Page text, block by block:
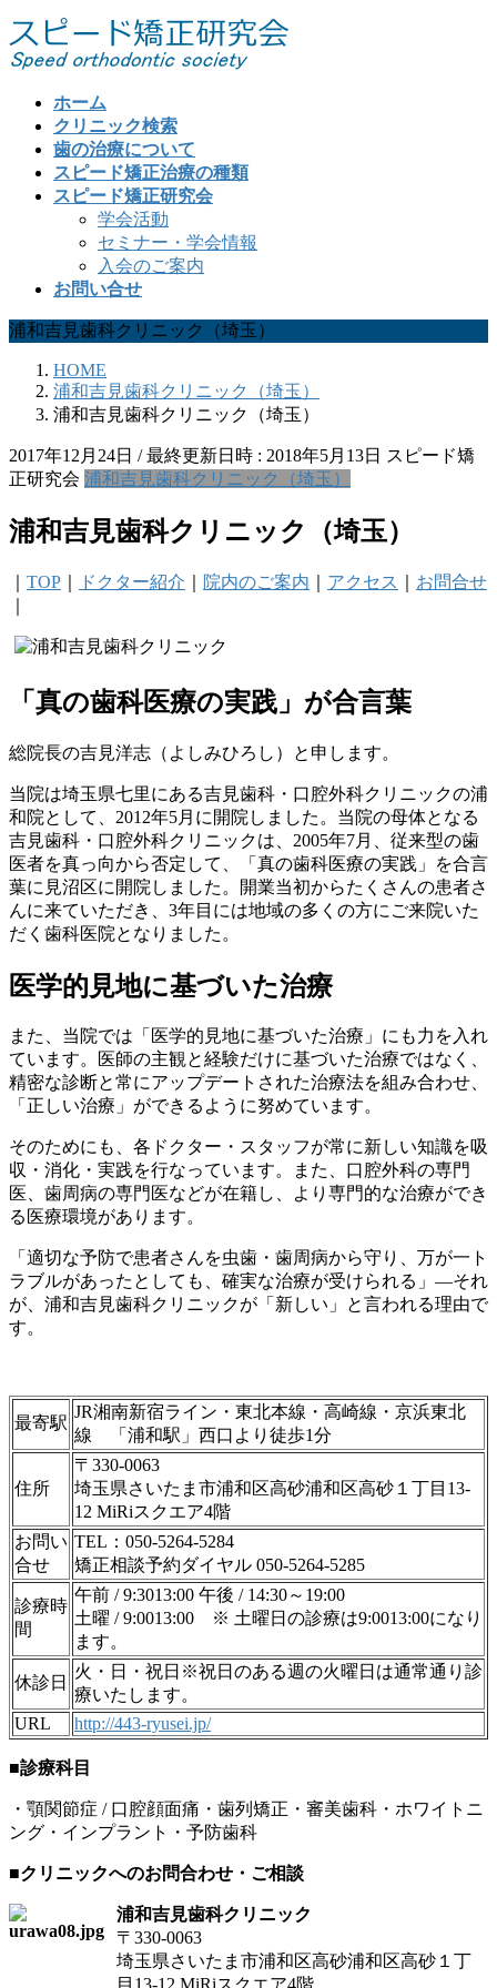
コ
ン
テ
ナ
ビ
ゲ
ホーム
クリニック検索
歯の治療について
スピード矯正治療の種類
スピード矯正研究会
学会活動
セミナー・学会情報
入会のご案内
お問い合せ
浦和吉見歯科クリニック（埼玉）
HOME
浦和吉見歯科クリニック（埼玉）
浦和吉見歯科クリニック（埼玉）
2017年12月24日 / 最終更新日時 : 2018年5月13日 スピード矯
正研究会 浦和吉見歯科クリニック（埼玉）
浦和吉見歯科クリニック（埼玉）
TOP ドクター紹介 院内のご案内 アクセス
お問合せ
「真の歯科医療の実践」が合言葉
総院長の吉見洋志（よしみひろし）と申します。
当院は埼玉県七里にある吉見歯科・口腔外科クリニックの浦
和院として、2012年5月に開院しました。当院の母体となる
吉見歯科・口腔外科クリニックは、2005年7月、従来型の歯
医者を真っ向から否定して、「真の歯科医療の実践」を合言
葉に見沼区に開院しました。開業当初からたくさんの患者さ
んに来ていただき、3年目には地域の多くの方にご来院いた
だく歯科医院となりました。
医学的見地に基づいた治療
また、当院では「医学的見地に基づいた治療」にも力を入れ
ています。医師の主観と経験だけに基づいた治療ではなく、
精密な診断と常にアップデートされた治療法を組み合わせ、
「正しい治療」ができるように努めています。
そのためにも、各ドクター・スタッフが常に新しい知識を吸
収・消化・実践を行なっています。また、口腔外科の専門
医、歯周病の専門医などが在籍し、より専門的な治療ができ
る医療環境があります。
「適切な予防で患者さんを虫歯・歯周病から守り、万が一ト
ラブルがあったとしても、確実な治療が受けられる」―それ
が、浦和吉見歯科クリニックが「新しい」と言われる理由で
す。
最寄駅
JR湘南新宿ライン・東北本線・高崎線・京浜東北
線 「浦和駅」西口より徒歩1分
住所
〒330-0063
埼玉県さいたま市浦和区高砂浦和区高砂１丁目13-
12 MiRiスクエア4階
お問い
合せ
TEL：050-5264-5284
矯正相談予約ダイヤル 050-5264-5285
診療時
間
午前 / 9:3013:00 午後 / 14:30～19:00
土曜 / 9:0013:00 ※ 土曜日の診療は9:0013:00になり
ます。
休診日
火・日・祝日※祝日のある週の火曜日は通常通り診
療いたします。
URL
http://443-ryusei.jp/
■診療科目
・顎関節症 / 口腔顔面痛・歯列矯正・審美歯科・ホワイトニ
ング・インプラント・予防歯科
■クリニックへのお問合わせ・ご相談
浦和吉見歯科クリニック
〒330-0063
埼玉県さいたま市浦和区高砂浦和区高砂１丁